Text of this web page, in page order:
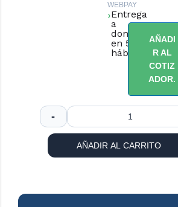
WEBPAY
Entrega
a
domicilio
en 5 días
hábiles.
AÑADI
R AL
COTIZ
ADOR.
AÑADIR AL CARRITO